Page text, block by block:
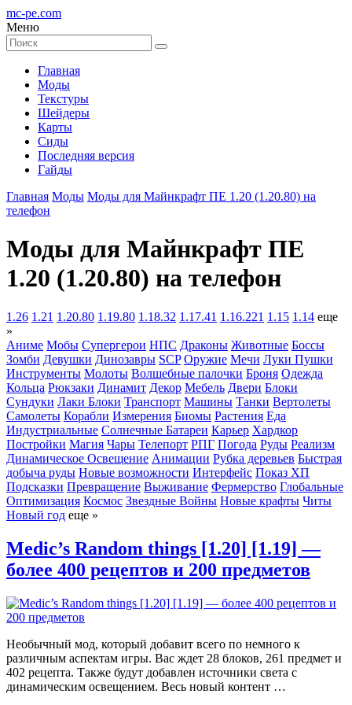
mc-pe.com
Меню
Главная
Моды
Текстуры
Шейдеры
Карты
Сиды
Последняя версия
Гайды
Главная Моды Моды для Майнкрафт ПЕ 1.20 (1.20.80) на
телефон
Моды для Майнкрафт ПЕ
1.20 (1.20.80) на телефон
1.26 1.21 1.20.80 1.19.80 1.18.32 1.17.41 1.16.221 1.15 1.14 еще
»
Аниме Мобы Супергерои НПС Драконы Животные Боссы
Зомби Девушки Динозавры SCP Оружие Мечи Луки Пушки
Инструменты Молоты Волшебные палочки Броня Одежда
Кольца Рюкзаки Динамит Декор Мебель Двери Блоки
Сундуки Лаки Блоки Транспорт Машины Танки Вертолеты
Самолеты Корабли Измерения Биомы Растения Еда
Индустриальные Солнечные Батареи Карьер Хардкор
Постройки Магия Чары Телепорт РПГ Погода Руды Реализм
Динамическое Освещение Анимации Рубка деревьев Быстрая
добыча руды Новые возможности Интерфейс Показ ХП
Подсказки Превращение Выживание Фермерство Глобальные
Оптимизация Космос Звездные Войны Новые крафты Читы
Новый год еще »
Medic’s Random things [1.20] [1.19] —
более 400 рецептов и 200 предметов
Необычный мод, который добавит всего по немного к
различным аспектам игры. Вас ждет 28 блоков, 261 предмет и
402 рецепта. Также будут добавлен источники света с
динамическим освещением. Весь новый контент …